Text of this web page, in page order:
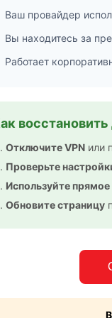
Ваш провайдер
Вы находитесь за
Работает
Отключите VPN или
Проверьте
Используйте прямое
Обновите страницу